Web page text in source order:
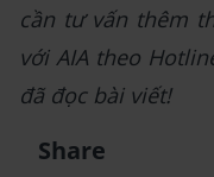
cần tư vấn thêm
với AIA theo
đã đọc bài viết!
Share